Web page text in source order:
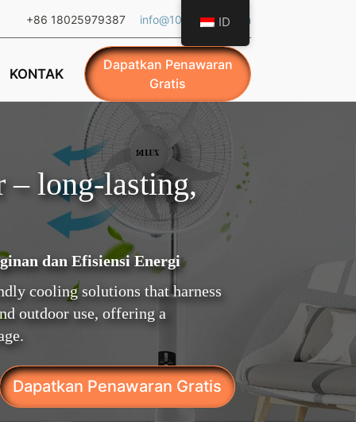
+86 18025979387 info@101ledlight.com
KONTAK
Dapatkan Penawaran
Gratis
– long-lasting,
dan Efisiensi Energi
cooling solutions that harness
outdoor use, offering a
Dapatkan Penawaran Gratis
ID